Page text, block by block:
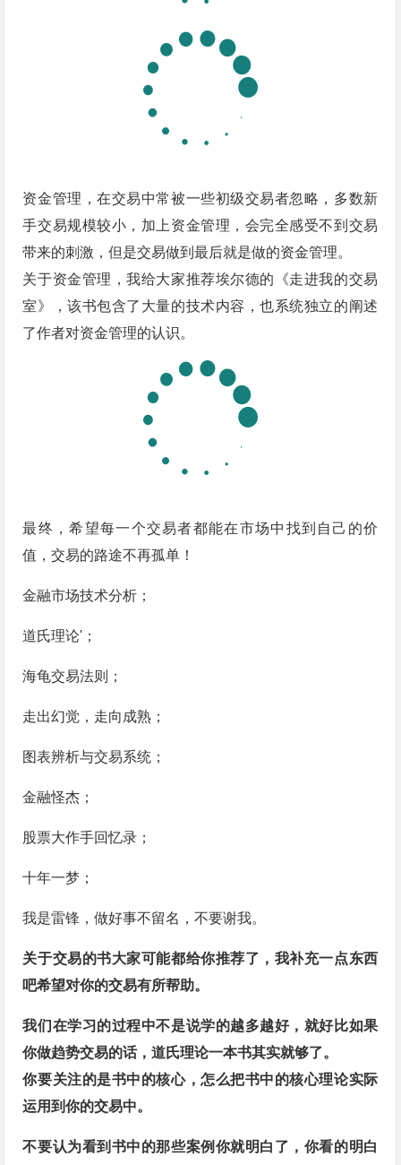
资金管理，在交易中常被一些初级交易者忽略，多数新
手交易规模较小，加上资金管理，会完全感受不到交易
带来的刺激，但是交易做到最后就是做的资金管理。
关于资金管理，我给大家推荐埃尔德的《走进我的交易
室》，该书包含了大量的技术内容，也系统独立的阐述
了作者对资金管理的认识。
最终，希望每一个交易者都能在市场中找到自己的价
值，交易的路途不再孤单！
金融市场技术分析；
道氏理论'；
海龟交易法则；
走出幻觉，走向成熟；
图表辨析与交易系统；
金融怪杰；
股票大作手回忆录；
十年一梦；
我是雷锋，做好事不留名，不要谢我。
关于交易的书大家可能都给你推荐了，我补充一点东西
吧希望对你的交易有所帮助。
我们在学习的过程中不是说学的越多越好，就好比如果
你做趋势交易的话，道氏理论一本书其实就够了。
你要关注的是书中的核心，怎么把书中的核心理论实际
运用到你的交易中。
不要认为看到书中的那些案例你就明白了，你看的明白